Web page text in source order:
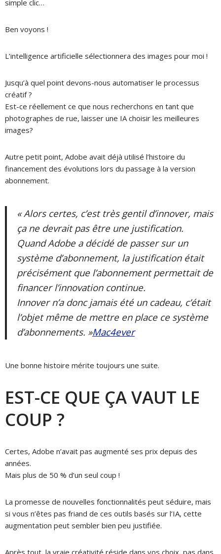
simple clic…
Ben voyons !
L’intelligence artificielle sélectionnera des images pour moi !
Jusqu’à quel point devons-nous automatiser le processus
créatif ?
Est-ce réellement ce que nous recherchons en tant que
photographes de rue, laisser une IA choisir les meilleures
images?
Autre petit point, Adobe avait déjà utilisé l’histoire du
financement des évolutions lors du passage à la version
abonnement.
« Alors certes, c’est très gentil d’innover, mais
ça ne devrait pas être une justification.
Quand Adobe a décidé de passer sur un
système d’abonnement, la justification était
précisément que l’abonnement permettait de
financer l’innovation continue.
Innover n’a donc jamais été un cadeau, c’était
l’objet même de mettre en place ce système
d’abonnements. »Mac4ever
Une bonne histoire mérite toujours une suite.
EST-CE QUE ÇA VAUT LE
COUP ?
Certes, Adobe n’avait pas augmenté ses prix depuis des
années.
Mais plus de 50 % d’un seul coup !
La promesse de nouvelles fonctionnalités peut séduire, mais
si vous n’êtes pas friand de ces outils basés sur l’IA, cette
augmentation peut sembler bien peu justifiée.
Après tout, la vraie créativité réside dans vos choix, pas dans